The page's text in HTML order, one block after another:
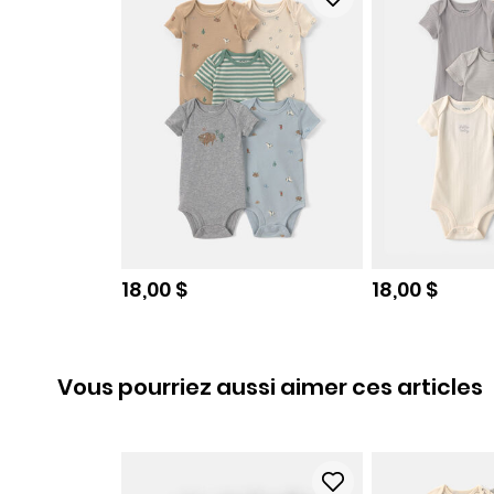
Prix de solde
18,00 $ Prix de solde
18,00 $
Vous pourriez aussi aimer ces articles